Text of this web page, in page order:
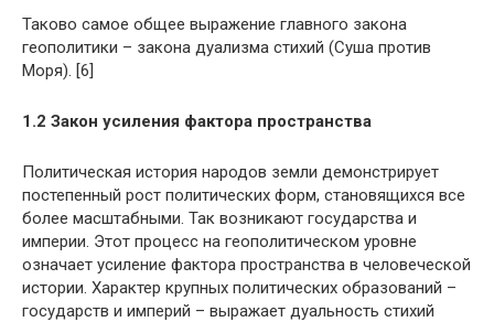
Таково самое общее выражение главного закона
геополитики – закона дуализма стихий (Суша против
Моря). [6]
1.2 Закон усиления фактора пространства
Политическая история народов земли демонстрирует
постепенный рост политических форм, становящихся все
более масштабными. Так возникают государства и
империи. Этот процесс на геополитическом уровне
означает усиление фактора пространства в человеческой
истории. Характер крупных политических образований –
государств и империй – выражает дуальность стихий